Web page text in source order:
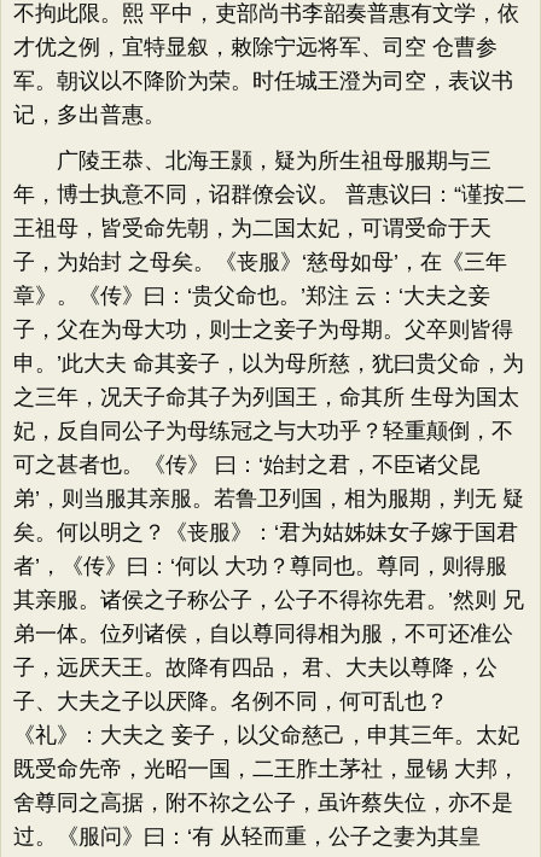
不拘此限。熙 平中，吏部尚书李韶奏普惠有文学，依
才优之例，宜特显叙，敕除宁远将军、司空 仓曹参
军。朝议以不降阶为荣。时任城王澄为司空，表议书
记，多出普惠。
广陵王恭、北海王颢，疑为所生祖母服期与三
年，博士执意不同，诏群僚会议。 普惠议曰：“谨按二
王祖母，皆受命先朝，为二国太妃，可谓受命于天
子，为始封 之母矣。《丧服》‘慈母如母’，在《三年
章》。《传》曰：‘贵父命也。’郑注 云：‘大夫之妾
子，父在为母大功，则士之妾子为母期。父卒则皆得
申。’此大夫 命其妾子，以为母所慈，犹曰贵父命，为
之三年，况天子命其子为列国王，命其所 生母为国太
妃，反自同公子为母练冠之与大功乎？轻重颠倒，不
可之甚者也。《传》 曰：‘始封之君，不臣诸父昆
弟’，则当服其亲服。若鲁卫列国，相为服期，判无 疑
矣。何以明之？《丧服》：‘君为姑姊妹女子嫁于国君
者’，《传》曰：‘何以 大功？尊同也。尊同，则得服
其亲服。诸侯之子称公子，公子不得祢先君。’然则 兄
弟一体。位列诸侯，自以尊同得相为服，不可还准公
子，远厌天王。故降有四品， 君、大夫以尊降，公
子、大夫之子以厌降。名例不同，何可乱也？
《礼》：大夫之 妾子，以父命慈己，申其三年。太妃
既受命先帝，光昭一国，二王胙土茅社，显锡 大邦，
舍尊同之高据，附不祢之公子，虽许蔡失位，亦不是
过。《服问》曰：‘有 从轻而重，公子之妻为其皇